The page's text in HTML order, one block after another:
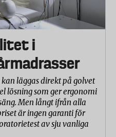
i
läggas direkt på golvet
lösning som ger ergonomi
Men långt ifrån alla
är ingen garanti för
av sju vanliga